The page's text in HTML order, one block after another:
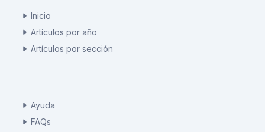
Inicio
Artículos por año
Artículos por sección
Ayuda
FAQs